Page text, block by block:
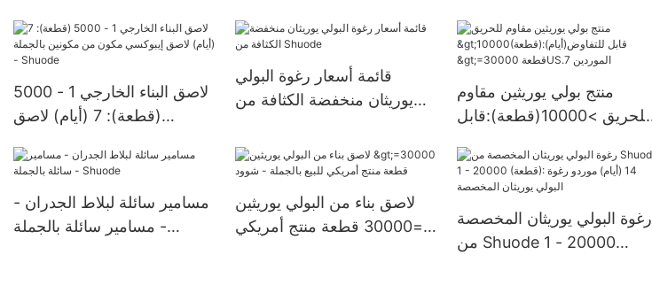
للتفاوض(أيام) >=30000
لاصق البناء الخارجي 1 - 5000
(قطعة): 7 (أيام) لاصق
بالجملة - Shuode
قائمة أسعار رغوة البولي
يوريثان منخفضة الكثافة من
منتج بولي يوريثين مقاوم
للحريق >10000(قطعة):قابل
قطعةUS.7 الموردين
مسامير سائلة لبلاط الجدران -
مسامير سائلة بالجملة -
لاصق بناء من البولي يوريثين
>=30000 قطعة منتج أمريكي
رغوة البولي يوريثان المخصصة
من Shuode 1 - 20000